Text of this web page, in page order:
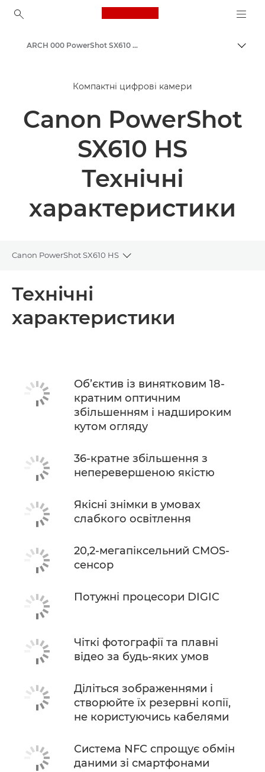
Canon Logo, back to
ARCH 000 PowerShot SX610 HS
Компактні цифрові камери
Canon PowerShot
SX610 HS
Технічні
характеристики
Canon PowerShot SX610 HS
Toggle breadcrumbs
Технічні характеристики
Технічні
характеристики
Об’єктив із винятковим 18-
кратним оптичним
збільшенням і надшироким
кутом огляду
36-кратне збільшення з
неперевершеною якістю
Якісні знімки в умовах
слабкого освітлення
20,2-мегапіксельний CMOS-
сенсор
Потужні процесори DIGIC
Чіткі фотографії та плавні
відео за будь-яких умов
Діліться зображеннями і
створюйте їх резервні копії,
не користуючись кабелями
Система NFC спрощує обмін
даними зі смартфонами